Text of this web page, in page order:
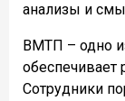
анализы и
ВМТП – одно
обеспечивает
Сотрудники